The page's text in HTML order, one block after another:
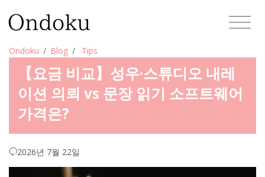
Ondoku Blog Tips
【요금 비교】성우·스튜디오 내레
이션 의뢰 vs 문장 읽기 소프트웨어
가격은?
2026년 7월 22일